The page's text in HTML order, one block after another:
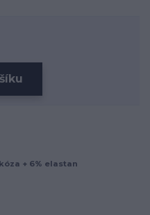
+ 6% elastan